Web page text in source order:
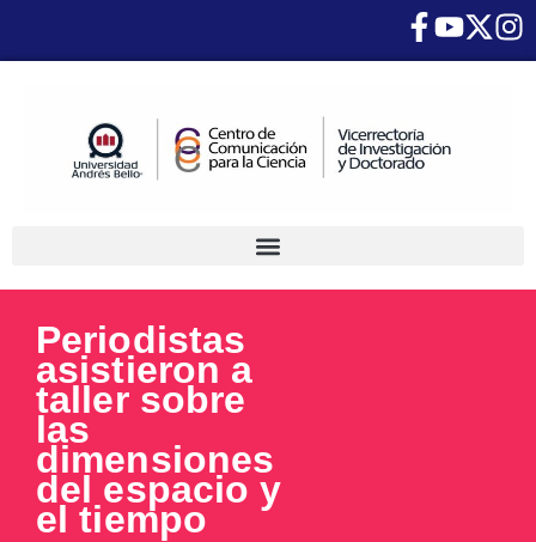
Periodistas
asistieron a
taller sobre
las
dimensiones
del espacio y
el tiempo